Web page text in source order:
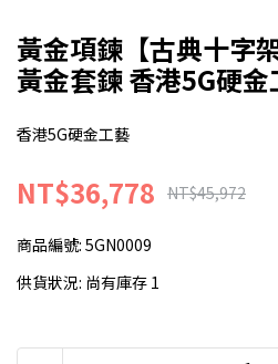
黃金項鍊【古典十字
黃金套鍊 香港5G硬金
香港5G硬金工藝
NT$36,778 NT$45,972
商品編號: 5GN0009
供貨狀況: 尚有庫存 1